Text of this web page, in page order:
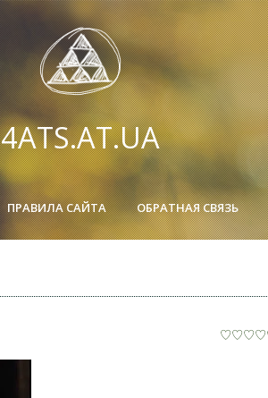
4ATS.AT.UA
ПРАВИЛА САЙТА ОБРАТНАЯ СВЯЗЬ